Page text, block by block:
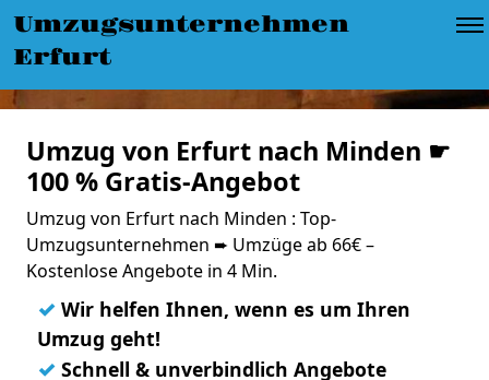
Umzugsunternehmen
Erfurt
Umzug von Erfurt nach Minden ☛
100 % Gratis-Angebot
Umzug von Erfurt nach Minden : Top-
Umzugsunternehmen ➨ Umzüge ab 66€ –
Kostenlose Angebote in 4 Min.
✓ Wir helfen Ihnen, wenn es um Ihren
Umzug geht!
✓ Schnell & unverbindlich Angebote